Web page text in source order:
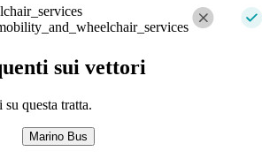
sui vettori
questa tratta.
Marino Bus